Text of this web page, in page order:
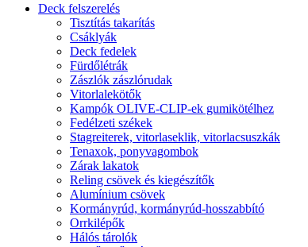
Deck felszerelés
Tisztítás takarítás
Csáklyák
Deck fedelek
Fürdőlétrák
Zászlók zászlórudak
Vitorlalekötők
Kampók OLIVE-CLIP-ek gumikötélhez
Fedélzeti székek
Stagreiterek, vitorlaseklik, vitorlacsuszkák
Tenaxok, ponyvagombok
Zárak lakatok
Reling csövek és kiegészítők
Alumínium csövek
Kormányrúd, kormányrúd-hosszabbító
Orrkilépők
Hálós tárolók